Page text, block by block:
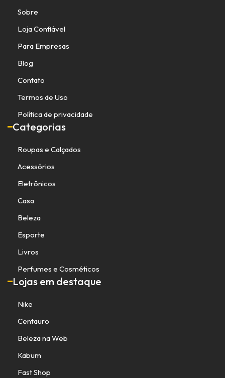
Sobre
Loja Confiável
Para Empresas
Blog
Contato
Termos de Uso
Política de privacidade
Categorias
Roupas e Calçados
Acessórios
Eletrônicos
Casa
Beleza
Esporte
Livros
Perfumes e Cosméticos
Lojas em destaque
Nike
Centauro
Beleza na Web
Kabum
Fast Shop